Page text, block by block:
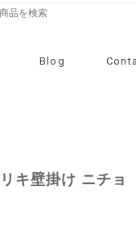
Blog
キ壁掛け ニチョ